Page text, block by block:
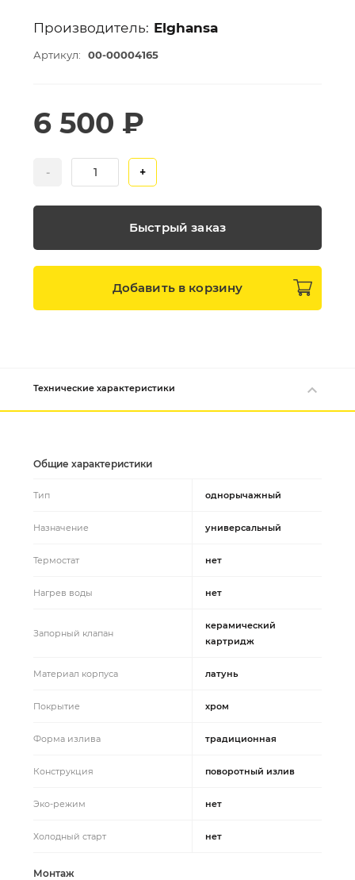
Производитель: Elghansa
Артикул: 00-00004165
- +
6 500 ₽
Быстрый заказ
Добавить в корзину
Технические характеристики
Общие характеристики
Тип однорычажный
Назначение универсальный
Термостат нет
Нагрев воды нет
Запорный клапан
керамический
картридж
Материал корпуса латунь
Покрытие хром
Форма излива традиционная
Конструкция поворотный излив
Эко-режим нет
Холодный старт нет
Монтаж